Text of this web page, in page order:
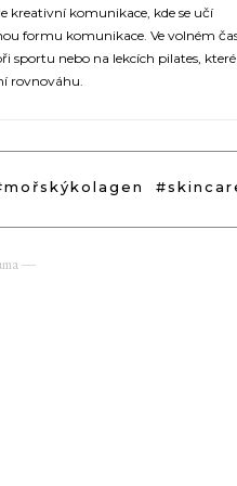
kreativní komunikace, kde se učí
formu komunikace. Ve volném
sportu nebo na lekcích pilates,
rovnováhu.
―